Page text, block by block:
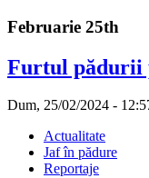
Februarie 25th
Furtul pădurii
Dum, 25/02/2024 -
Actualitate
Jaf în pădure
Reportaje